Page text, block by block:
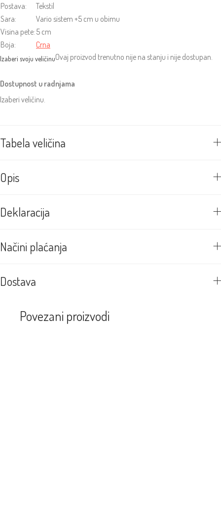
Postava:
Tekstil
Sara:
Vario sistem +5 cm u obimu
Visina pete: 5 cm
Boja:
Crna
Ovaj proizvod trenutno nije na stanju i nije dostupan.
Dostupnost u radnjama
Izaberi veličinu.
Tabela veličina
Opis
Deklaracija
Načini plaćanja
Dostava
Povezani proizvodi